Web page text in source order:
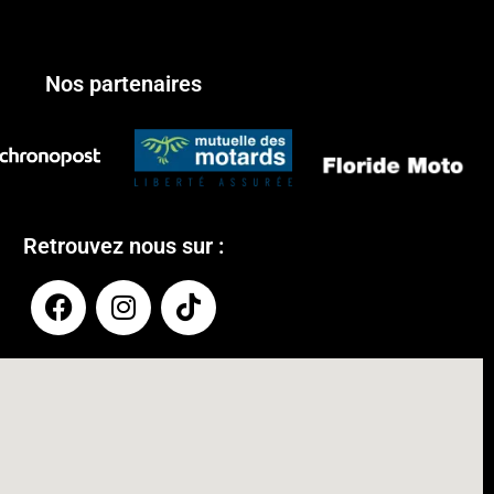
Nos partenaires
Retrouvez nous sur :